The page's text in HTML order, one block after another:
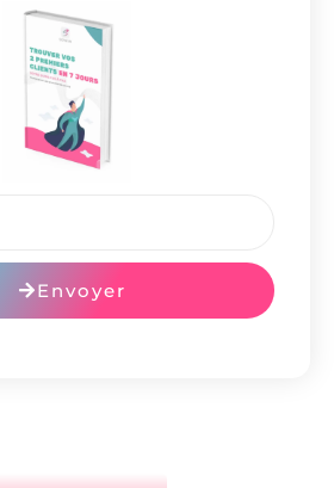
Envoyer